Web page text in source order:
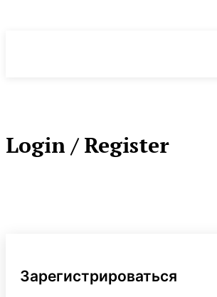
Login / Register
Зарегистрироваться